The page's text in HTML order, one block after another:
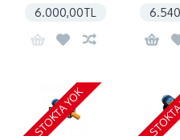
6.000,00TL
STOKTA YOK